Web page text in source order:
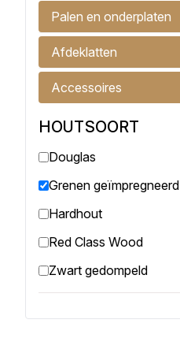
Palen en onderplaten
Afdeklatten
Accessoires
HOUTSOORT
Douglas
Grenen geïmpregneerd
Hardhout
Red Class Wood
Zwart gedompeld